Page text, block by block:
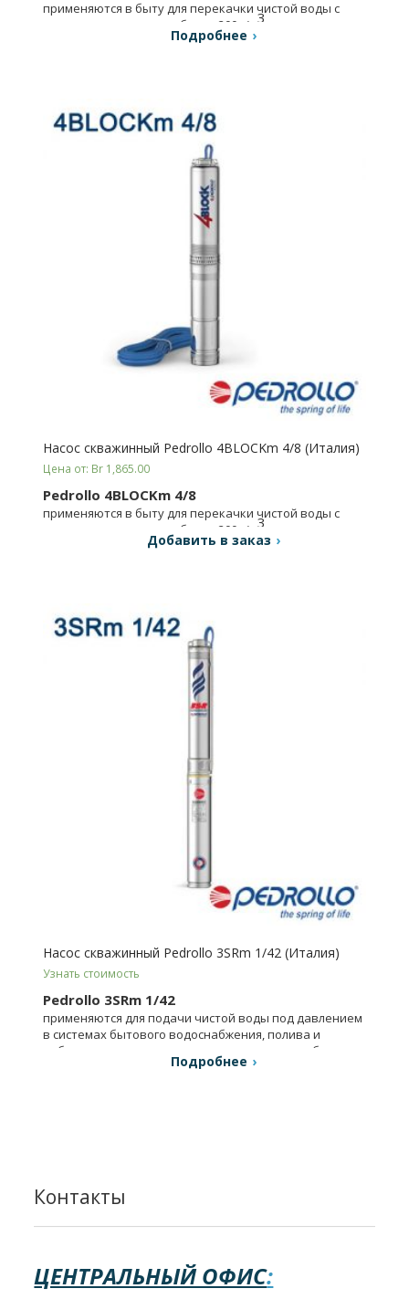
применяются в быту для перекачки чистой воды с
содержанием песка не более 200 г/м3
Подробнее
Насос скважинный Pedrollo 4BLOCKm 4/8 (Италия)
Цена от: Br 1,865.00
Pedrollo 4BLOCKm 4/8
применяются в быту для перекачки чистой воды с
содержанием песка не более 200 г/м3
Добавить в заказ
Насос скважинный Pedrollo 3SRm 1/42 (Италия)
Узнать стоимость
Pedrollo 3SRm 1/42
применяются для подачи чистой воды под давлением
в системах бытового водоснабжения, полива и
небольших системах коммунального водоснабжения.
Подробнее
Контакты
ЦЕНТРАЛЬНЫЙ ОФИС: